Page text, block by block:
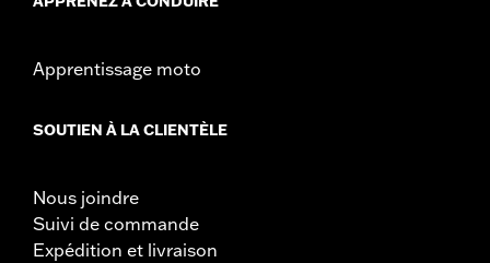
Apprentissage moto
SOUTIEN À LA CLIENTÈLE
Nous joindre
Suivi de commande
Expédition et livraison